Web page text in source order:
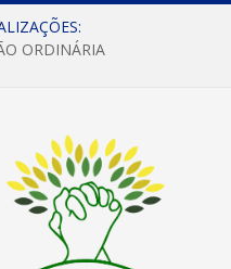
ORDINÁRIA